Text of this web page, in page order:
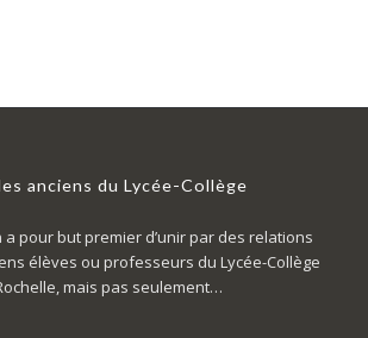
anciens du Lycée-Collège
pour but premier d’unir par des relations
élèves ou professeurs du Lycée-Collège
mais pas seulement…